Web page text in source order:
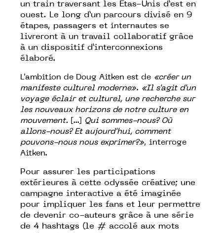
un train traversant les Etas-Unis d’est en
ouest. Le long d’un parcours divisé en 9
étapes, passagers et internautes se
livreront à un travail collaboratif grâce
à un dispositif d’interconnexions
élaboré.
L'ambition de Doug Aitken est de «créer un
manifeste culturel moderne». «Il s'agit d'un
voyage éclair et culturel, une recherche sur
les nouveaux horizons de notre culture en
mouvement. [...]
Qui sommes-nous? Où
allons-nous? Et aujourd'hui, comment
pouvons-nous nous exprimer?», interroge
Aitken.
Pour assurer les participations
extérieures à cette odyssée créative; une
campagne interactive a été imaginée
pour impliquer les fans et leur permettre
de devenir co-auteurs grâce à une série
de 4 hashtags (le # accolé aux mots